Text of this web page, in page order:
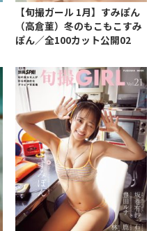
【旬撮ガール 1月】すみぽん
（高倉菫）冬のもこもこすみ
ぽん／全100カット公開02